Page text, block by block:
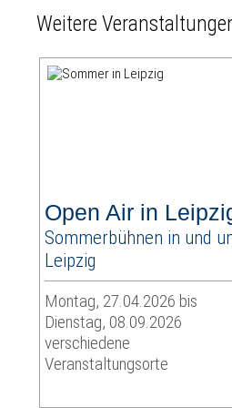
Weitere
Open Air in
Sommerbühnen in und
Leipzig
Montag, 27.04.2026 bis
Dienstag, 08.09.2026
verschiedene
Veranstaltungsorte